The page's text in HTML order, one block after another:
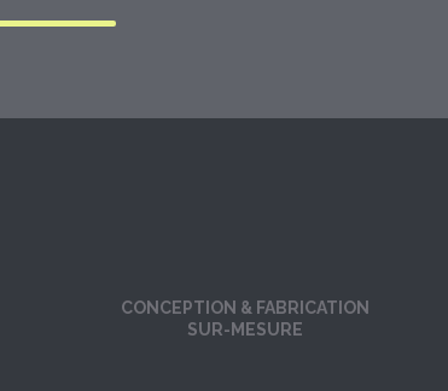
CONCEPTION & FABRICATION
SUR-MESURE